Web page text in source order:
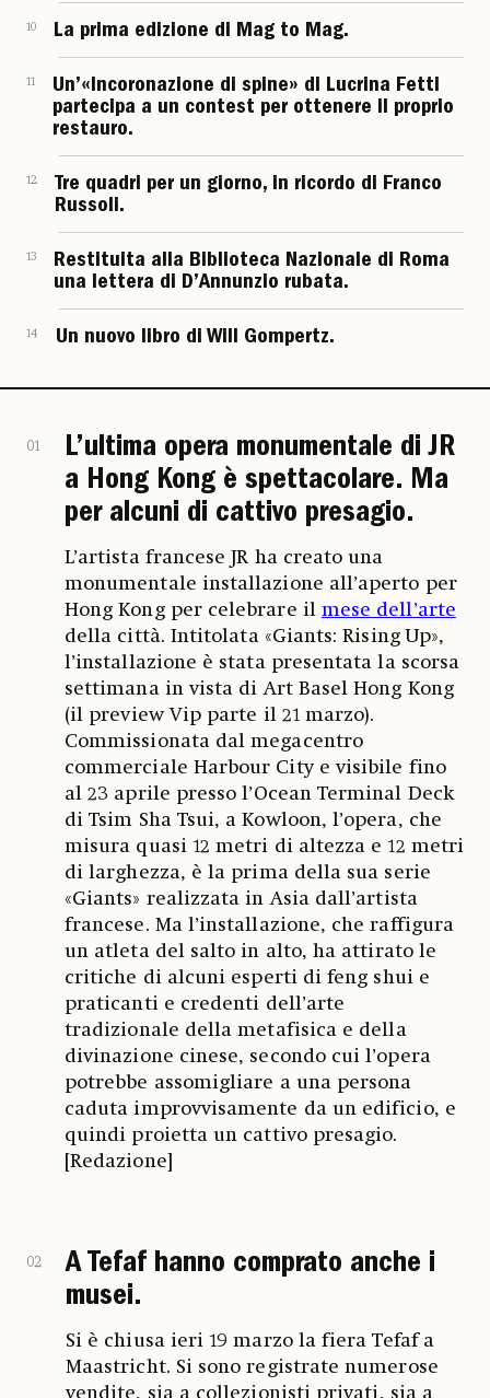
10 La prima edizione di Mag to Mag.
11
Un’«Incoronazione di spine» di Lucrina Fetti
partecipa a un contest per ottenere il proprio
restauro.
12
Tre quadri per un giorno, in ricordo di Franco
Russoli.
13
Restituita alla Biblioteca Nazionale di Roma
una lettera di D’Annunzio rubata.
14 Un nuovo libro di Will Gompertz.
01
L’ultima opera monumentale di JR
a Hong Kong è spettacolare. Ma
per alcuni di cattivo presagio.
L’artista francese JR ha creato una
monumentale installazione all’aperto per
Hong Kong per celebrare il mese dell’arte
della città. Intitolata «Giants: Rising Up»,
l’installazione è stata presentata la scorsa
settimana in vista di Art Basel Hong Kong
(il preview Vip parte il 21 marzo).
Commissionata dal megacentro
commerciale Harbour City e visibile fino
al 23 aprile presso l’Ocean Terminal Deck
di Tsim Sha Tsui, a Kowloon, l’opera, che
misura quasi 12 metri di altezza e 12 metri
di larghezza, è la prima della sua serie
«Giants» realizzata in Asia dall’artista
francese. Ma l’installazione, che raffigura
un atleta del salto in alto, ha attirato le
critiche di alcuni esperti di feng shui e
praticanti e credenti dell’arte
tradizionale della metafisica e della
divinazione cinese, secondo cui l’opera
potrebbe assomigliare a una persona
caduta improvvisamente da un edificio, e
quindi proietta un cattivo presagio.
[Redazione]
02
A Tefaf hanno comprato anche i
musei.
Si è chiusa ieri 19 marzo la fiera Tefaf a
Maastricht. Si sono registrate numerose
vendite, sia a collezionisti privati, sia a